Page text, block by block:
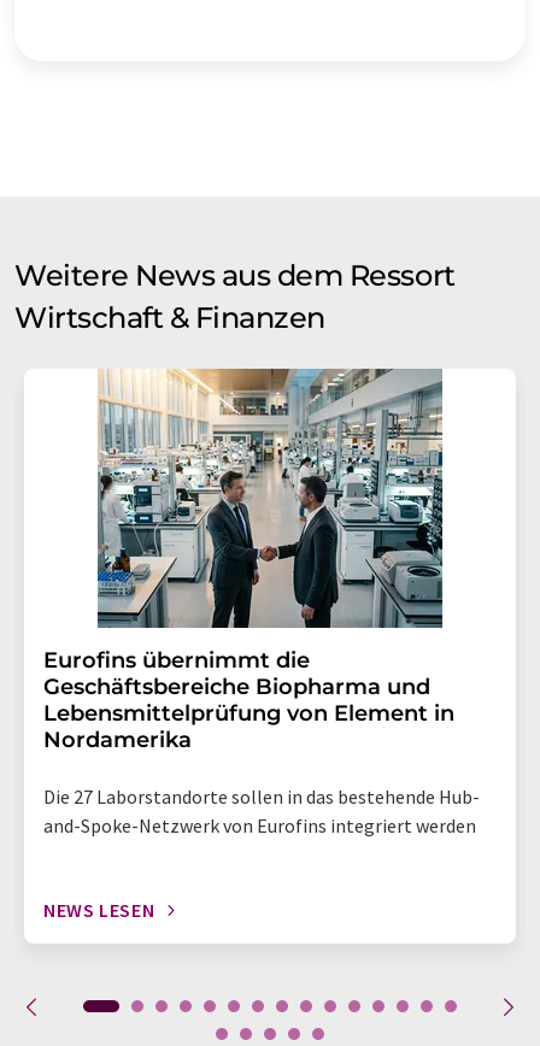
Weitere News aus dem Ressort
Wirtschaft & Finanzen
Eurofins übernimmt die
Geschäftsbereiche Biopharma und
Lebensmittelprüfung von Element in
Nordamerika
Die 27 Laborstandorte sollen in das bestehende Hub-
and-Spoke-Netzwerk von Eurofins integriert werden
NEWS LESEN